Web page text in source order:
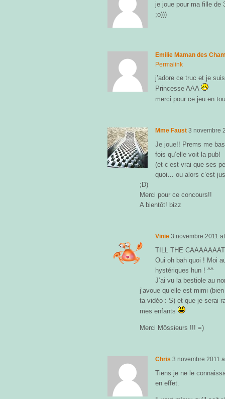
je joue pour ma fille de
;o)))
Emilie Maman des
Permalink
j’adore ce truc et je
Princesse AAA
merci pour ce jeu en
Mme Faust 3 novembre
Je joue!! Prems me
fois qu’elle voit la pub!
(et c’est vrai que ses
quoi… ou alors c’est
;D)
Merci pour ce concours!!
A bientôt! bizz
Vinie 3 novembre 2011
TILL THE
Oui oh bah quoi ! Moi
hystériques hun ! ^^
J’ai vu la bestiole au
j’avoue qu’elle est mimi
ta vidéo :-S) et que je serai
mes enfants
Merci Môssieurs !!! =)
Chris 3 novembre 2011
Tiens je ne le
en effet.